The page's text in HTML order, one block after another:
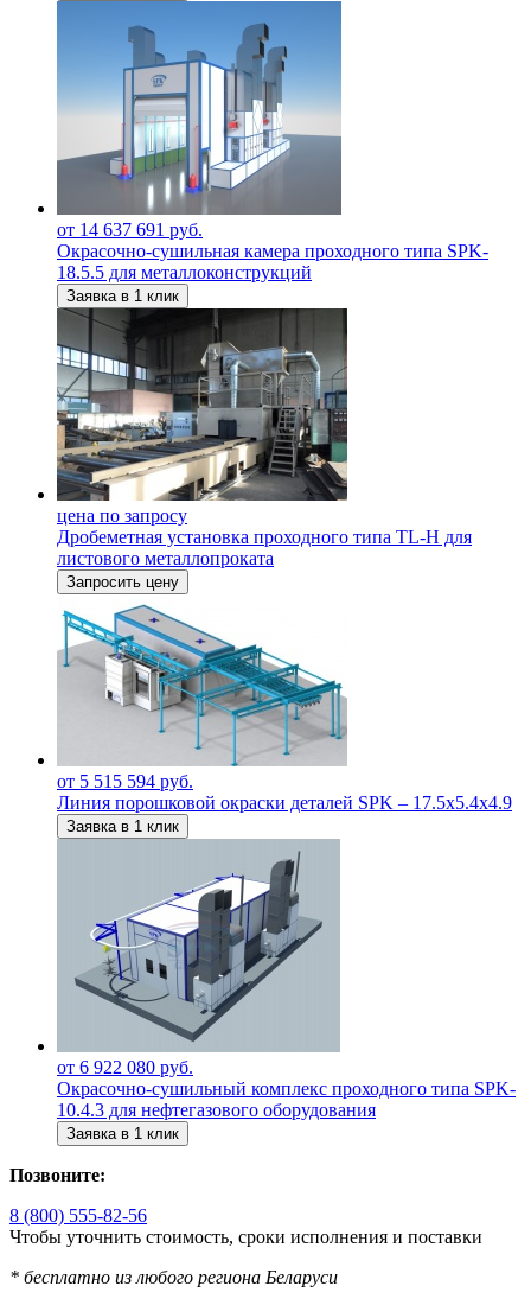
от 14 637 691 руб.
Окрасочно-сушильная камера проходного типа SPK-
18.5.5 для металлоконструкций
Заявка в 1 клик
цена по запросу
Дробеметная установка проходного типа TL-H для
листового металлопроката
Запросить цену
от 5 515 594 руб.
Линия порошковой окраски деталей SPK – 17.5х5.4х4.9
Заявка в 1 клик
от 6 922 080 руб.
Окрасочно-сушильный комплекс проходного типа SPK-
10.4.3 для нефтегазового оборудования
Заявка в 1 клик
Позвоните:
8 (800) 555-82-56
Чтобы уточнить стоимость, сроки исполнения и поставки
* бесплатно из любого региона Беларуси